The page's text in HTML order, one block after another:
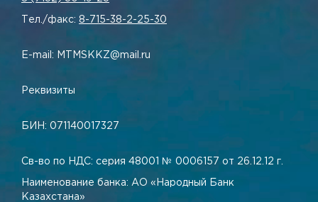
Тел./факс: 8-715-38-2-25-30
E-mail: MTMSKKZ@mail.ru
Реквизиты
БИН: 071140017327
Св-во по НДС: серия 48001 № 0006157 от 26.12.12 г.
Наименование банка: АО «Народный Банк
Казахстана»